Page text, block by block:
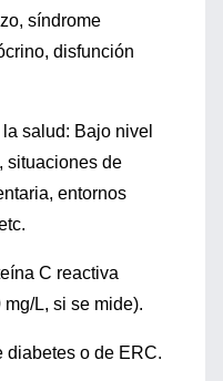
síndrome
disfunción
salud: Bajo nivel
situaciones de
entornos
C reactiva
L, si se mide).
diabetes o de ERC.